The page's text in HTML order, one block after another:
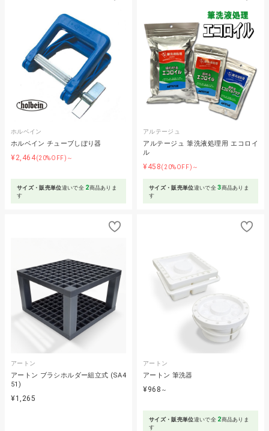
ホルベイン
ホルベイン チューブしぼり器
¥2,464(20%OFF)～
サイズ・販売単位違いで全 2商品ありま
す
アルテージュ
アルテージュ 筆洗液処理用 エコロイ
ル
¥458(20%OFF)～
サイズ・販売単位違いで全3商品ありま
す
アートン
アートン ブラシホルダー組立式 (SA4
51)
¥1,265
アートン
アートン 筆洗器
¥968 ～
サイズ・販売単位違いで全 2商品ありま
す